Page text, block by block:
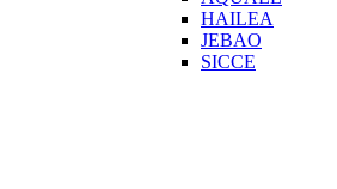
HAILEA
JEBAO
SICCE